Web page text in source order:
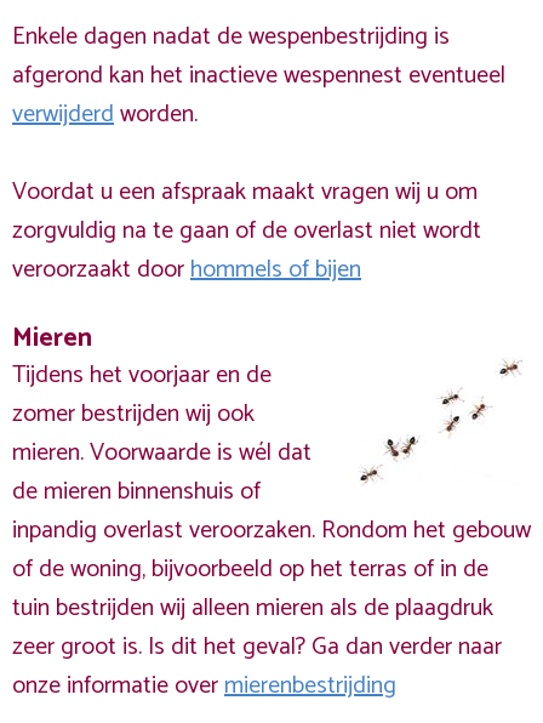
Enkele dagen nadat de wespenbestrijding is
afgerond kan het inactieve wespennest eventueel
verwijderdworden.
Voordat u een afspraak maakt vragen wij u om
zorgvuldig na te gaan of de overlast niet wordt
veroorzaakt doorhommels of bijen
Mieren
Tijdens het voorjaar en de
zomer bestrijden wij ook
mieren. Voorwaarde is wél dat
de mieren binnenshuis of
inpandig overlast veroorzaken. Rondom het gebouw
of de woning, bijvoorbeeld op het terras of in de
tuin bestrijden wij alleen mieren als de plaagdruk
zeer groot is. Is dit het geval? Ga dan verder naar
onze informatie overmierenbestrijding